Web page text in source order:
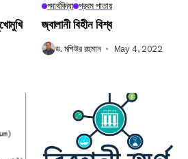
পদার্থবিদ্যা প্রথম পাতায়
জ্বালানী বিহীন বিশ্ব
ড. মশিউর রহমান May 4, 2022